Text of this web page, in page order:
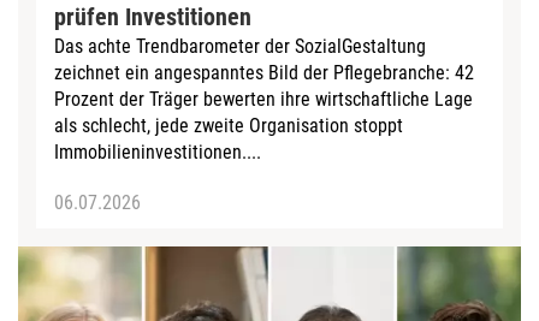
prüfen Investitionen
Das achte Trendbarometer der SozialGestaltung
zeichnet ein angespanntes Bild der Pflegebranche: 42
Prozent der Träger bewerten ihre wirtschaftliche Lage
als schlecht, jede zweite Organisation stoppt
Immobilieninvestitionen....
06.07.2026